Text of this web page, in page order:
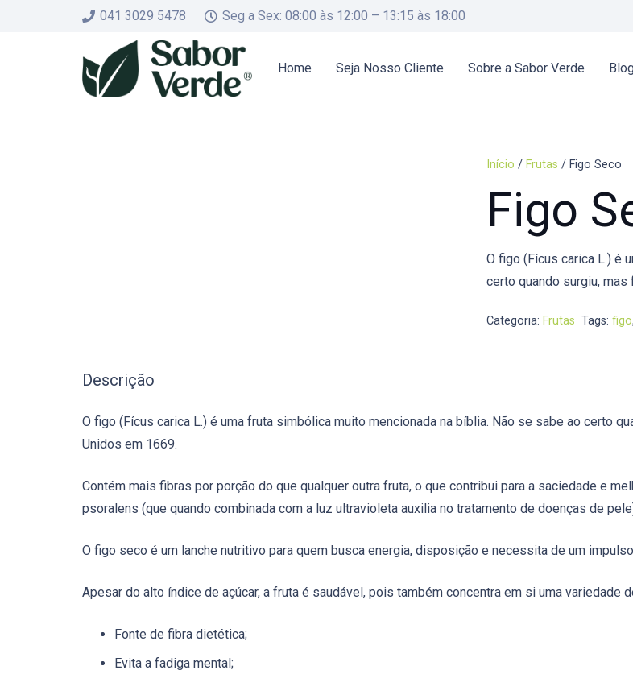
041 3029 5478 Seg a Sex: 08:00 às 12:00 – 13:15 às 18:00
Home Seja Nosso Cliente Sobre a Sabor Verde
Início / Frutas / Figo Seco
Figo
O figo (Fícus carica L.) é
certo quando surgiu,
Categoria: Frutas Tags:figo
Descrição
O figo (Fícus carica L.) é uma fruta simbólica muito mencionada na bíblia. Não se sabe ao certo
Unidos em 1669.
Contém mais fibras por porção do que qualquer outra fruta, o que contribui para a saciedade e
psoralens (que quando combinada com a luz ultravioleta auxilia no tratamento de doenças de
O figo seco é um lanche nutritivo para quem busca energia, disposição e necessita de um
Apesar do alto índice de açúcar, a fruta é saudável, pois também concentra em si uma variedade
Fonte de fibra dietética;
Evita a fadiga mental;